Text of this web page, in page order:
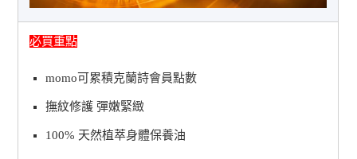
必買重點
momo可累積克蘭詩會員點數
撫紋修護 彈嫩緊緻
100% 天然植萃身體保養油